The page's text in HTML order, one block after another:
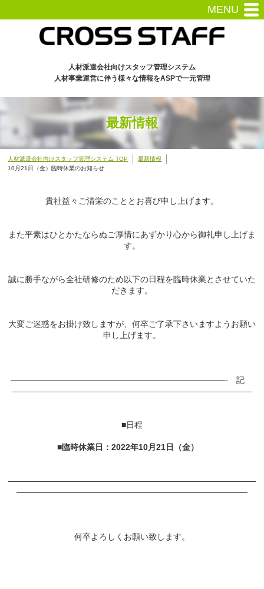
人材派遣会社向けスタッフ管理システム
人材事業運営に伴う様々な情報をASPで一元管理
MENU
最新情報
人材派遣会社向けスタッフ管理システム TOP
最新情報
10月21日（金）臨時休業のお知らせ
貴社益々ご清栄のこととお喜び申し上げます。
また平素はひとかたならぬご厚情にあずかり心から御礼申し上げま
す。
誠に勝手ながら全社研修のため以下の日程を臨時休業とさせていた
だきます。
大変ご迷惑をお掛け致しますが、何卒ご了承下さいますようお願い
申し上げます。
——————————————————————————- 記
—————————————————————————————
■日程
■臨時休業日：2022年10月21日（金）
——————————————————————————————
————————————————————————————
何卒よろしくお願い致します。